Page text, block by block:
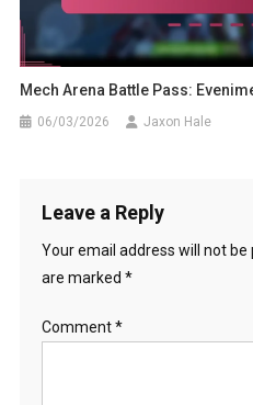
Mech Arena Battle Pass:
06/03/2026 Jaxon Hale
Leave a Reply
Your email address will not be
are marked *
Comment*